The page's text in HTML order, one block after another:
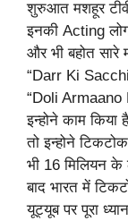
शुरुआत मशहूर
इनकी Acting
और भी बहोत सारे
“Darr Ki
“Doli Armaano
इन्होने काम
तो इन्होने
भी 16 मिलियन
बाद भारत में
यूट्यूब पर पूरा